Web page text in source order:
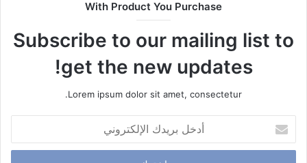
With Product You Purchase
Subscribe to our mailing list to
get the new updates!
Lorem ipsum dolor sit amet, consectetur.
خ